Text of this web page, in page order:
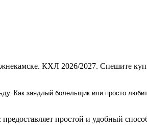
КХЛ 2026/2027. Спешите
Как заядлый болельщик или просто
простой и удобный